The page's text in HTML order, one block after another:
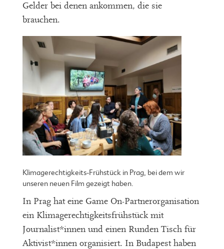
Gelder bei denen ankommen, die sie
brauchen.
Klimagerechtigkeits-Frühstück in Prag, bei dem wir
unseren neuen Film gezeigt haben.
In Prag hat eine Game On-Partnerorganisation
ein Klimagerechtigkeitsfrühstück mit
Journalist*innen und einen Runden Tisch für
Aktivist*innen organisiert. In Budapest haben